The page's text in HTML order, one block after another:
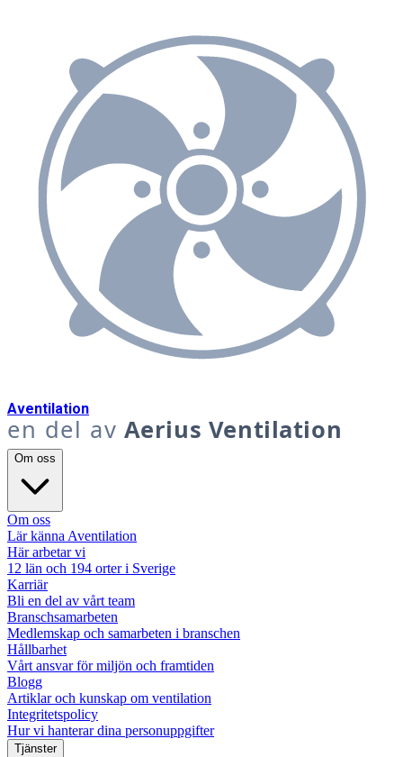
Aventilation
en del av Aerius Ventilation
Om oss
Om oss
Lär känna Aventilation
Här arbetar vi
12 län och 194 orter i Sverige
Karriär
Bli en del av vårt team
Branschsamarbeten
Medlemskap och samarbeten i branschen
Hållbarhet
Vårt ansvar för miljön och framtiden
Blogg
Artiklar och kunskap om ventilation
Integritetspolicy
Hur vi hanterar dina personuppgifter
Tjänster